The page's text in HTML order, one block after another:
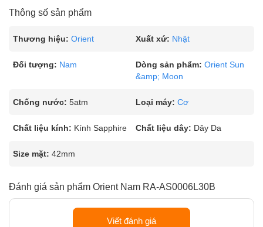
Thông số sản phẩm
Thương hiệu: Orient Xuất xứ: Nhật
Đối tượng: Nam Dòng sản phẩm: Orient Sun
&amp; Moon
Chống nước: 5atm Loại máy: Cơ
Chất liệu kính: Kính Sapphire Chất liệu dây: Dây Da
Size mặt: 42mm
Đánh giá sản phẩm Orient Nam RA-AS0006L30B
Viết đánh giá